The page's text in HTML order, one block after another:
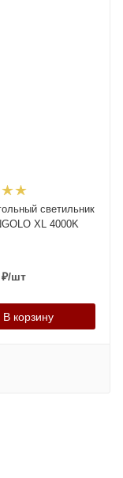
светильник
XL 4000K
/шт
В корзину